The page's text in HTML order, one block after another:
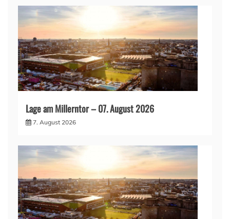
Lage am Millerntor – 07. August 2026
7. August 2026